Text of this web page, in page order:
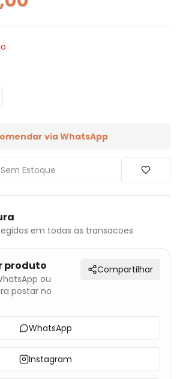
via WhatsApp
Sem Estoque
em todas as transacoes
produto
ou
postar no
Compartilhar
WhatsApp
Instagram